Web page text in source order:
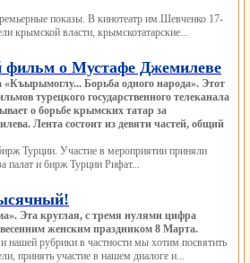
показы. В кинотеатр им.Шевченко 17-
крымской власти, крымскотатарские...
фильм о Мустафе Джемилеве
«Къырымоглу... Борьба одного народа». Этот
турецкого государственного телеканала
о борьбе крымских татар за
Лента состоит из девяти частей, общий
Турции. Участие в мероприятии приняли
палат и бирж Турции Рифат...
Эта круглая, с тремя нулями цифра
весенним женским праздником 8 Марта.
нашей рубрики в частности мы хотим посвятить
принять участие в нашем диалоге и...